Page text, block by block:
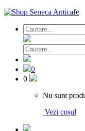
0
0
Nu sunt
Vezi coșul